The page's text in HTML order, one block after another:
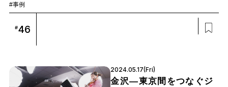
#事例
#46
2024.05.17(Fri)
金沢―東京間をつなぐジ